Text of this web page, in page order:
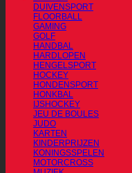
DUIVENSPORT
FLOORBALL
GAMING
GOLF
HANDBAL
HARDLOPEN
HENGELSPORT
HOCKEY
HONDENSPORT
HONKBAL
IJSHOCKEY
JEU DE BOULES
JUDO
KARTEN
KINDERPRIJZEN
KONINGSSPELEN
MOTORCROSS